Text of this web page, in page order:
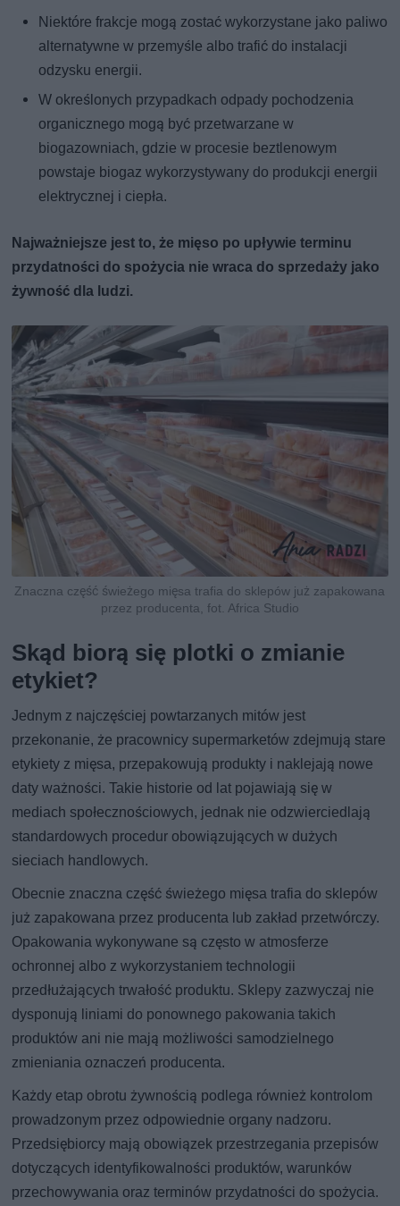
Niektóre frakcje mogą zostać wykorzystane jako paliwo
alternatywne w przemyśle albo trafić do instalacji
odzysku energii.
W określonych przypadkach odpady pochodzenia
organicznego mogą być przetwarzane w
biogazowniach, gdzie w procesie beztlenowym
powstaje biogaz wykorzystywany do produkcji energii
elektrycznej i ciepła.
Najważniejsze jest to, że mięso po upływie terminu
przydatności do spożycia nie wraca do sprzedaży jako
żywność dla ludzi.
Znaczna część świeżego mięsa trafia do sklepów już zapakowana
przez producenta, fot. Africa Studio
Skąd biorą się plotki o zmianie
etykiet?
Jednym z najczęściej powtarzanych mitów jest
przekonanie, że pracownicy supermarketów zdejmują stare
etykiety z mięsa, przepakowują produkty i naklejają nowe
daty ważności. Takie historie od lat pojawiają się w
mediach społecznościowych, jednak nie odzwierciedlają
standardowych procedur obowiązujących w dużych
sieciach handlowych.
Obecnie znaczna część świeżego mięsa trafia do sklepów
już zapakowana przez producenta lub zakład przetwórczy.
Opakowania wykonywane są często w atmosferze
ochronnej albo z wykorzystaniem technologii
przedłużających trwałość produktu. Sklepy zazwyczaj nie
dysponują liniami do ponownego pakowania takich
produktów ani nie mają możliwości samodzielnego
zmieniania oznaczeń producenta.
Każdy etap obrotu żywnością podlega również kontrolom
prowadzonym przez odpowiednie organy nadzoru.
Przedsiębiorcy mają obowiązek przestrzegania przepisów
dotyczących identyfikowalności produktów, warunków
przechowywania oraz terminów przydatności do spożycia.